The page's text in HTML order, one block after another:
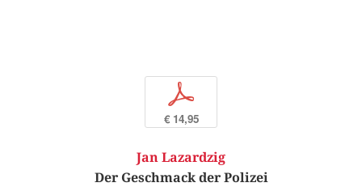
p
€ 14,95
Jan Lazardzig
Der Geschmack der Polizei